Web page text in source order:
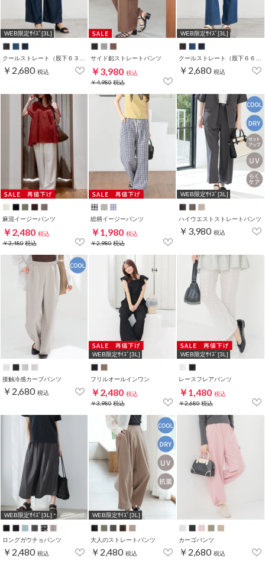
WEB限定ｻｲｽﾞ[3L]
￥2,680 税込
サイド釦ストレートパンツ
￥3,980 税込
￥4,980税込
WEB限定ｻｲｽﾞ[3L]
￥2,680 税込
麻混イージーパンツ
￥2,480 税込
￥3,480税込
総柄イージーパンツ
￥1,980 税込
￥2,980税込
WEB限定ｻｲｽﾞ[3L]
ハイウエストストレートパンツ
￥3,980 税込
接触冷感カーブパンツ
￥2,680 税込
WEB限定ｻｲｽﾞ[3L]
フリルオールインワン
￥2,480 税込
￥3,980税込
WEB限定ｻｲｽﾞ[3L]
レースフレアパンツ
￥1,480 税込
￥2,680税込
WEB限定ｻｲｽﾞ[3L]
ロングガウチョパンツ
￥2,480 税込
WEB限定ｻｲｽﾞ[3L]
大人のストレートパンツ
￥2,480 税込
カーゴパンツ
￥2,680 税込